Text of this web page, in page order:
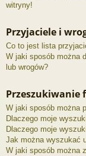
witryny!
Przyjaciele i
Co to jest lista
W jaki sposób można
lub wrogów?
Przeszukiwanie
W jaki sposób można
Dlaczego moje
Dlaczego moje
Jak można wyszukać
W jaki sposób można